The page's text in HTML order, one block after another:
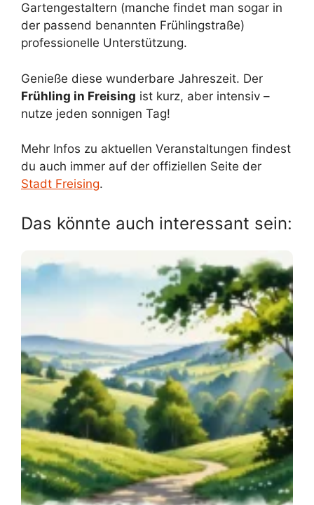
Gartengestaltern (manche findet man sogar in
der passend benannten Frühlingstraße)
professionelle Unterstützung.
Genieße diese wunderbare Jahreszeit. Der
Frühling in Freising ist kurz, aber intensiv –
nutze jeden sonnigen Tag!
Mehr Infos zu aktuellen Veranstaltungen findest
du auch immer auf der offiziellen Seite der
Stadt Freising.
Das könnte auch interessant sein: